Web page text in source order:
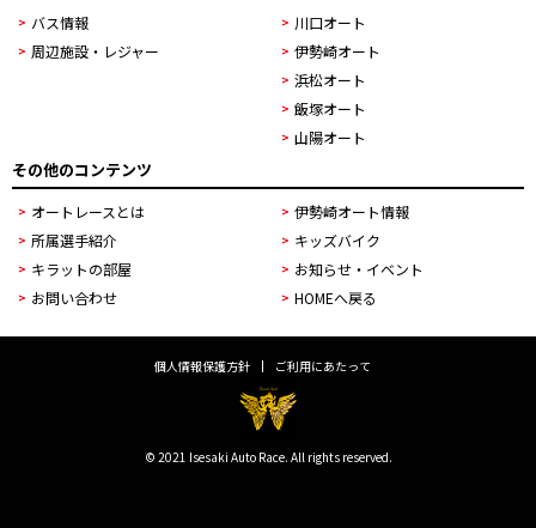
バス情報
周辺施設・レジャー
川口オート
伊勢崎オート
浜松オート
飯塚オート
山陽オート
その他のコンテンツ
オートレースとは
伊勢崎オート情報
所属選手紹介
キッズバイク
キラットの部屋
お知らせ・イベント
お問い合わせ
HOMEへ戻る
個人情報保護方針 ご利用にあたって
© 2021 Isesaki Auto Race. All rights reserved.